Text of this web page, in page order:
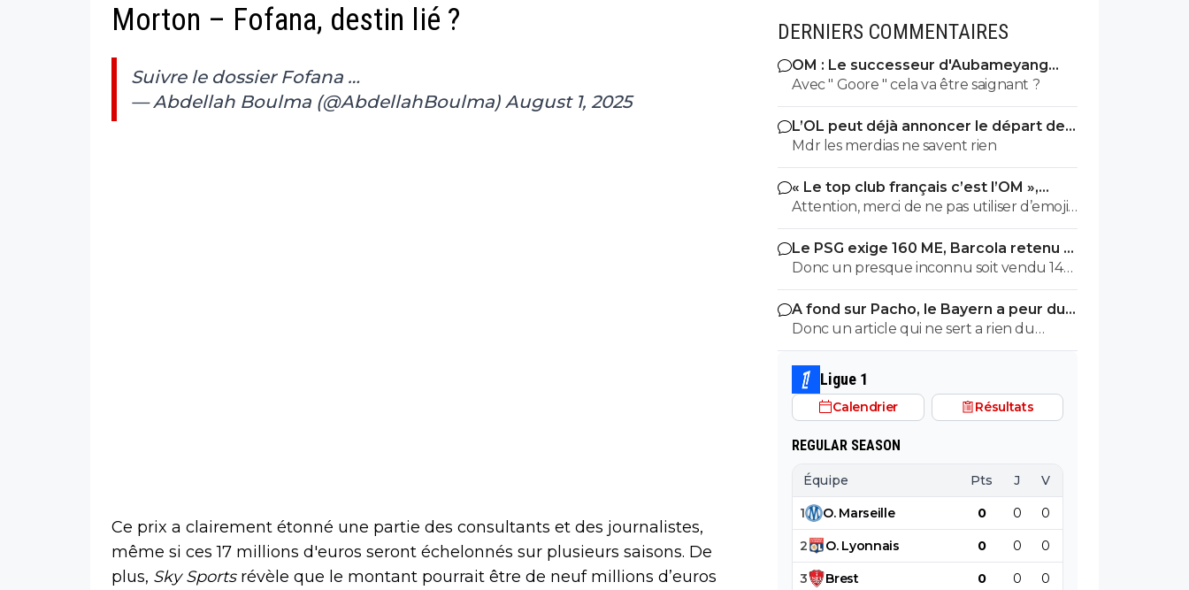
Morton – Fofana, destin lié ?
Suivre le dossier Fofana …
— Abdellah Boulma (@AbdellahBoulma) August 1, 2025
Ce prix a clairement étonné une partie des consultants et des journalistes,
même si ces 17 millions d'euros seront échelonnés sur plusieurs saisons. De
plus, Sky Sportsrévèle que le montant pourrait être de neuf millions d’euros
DERNIERS COMMENTAIRES
OM : Le successeur d'Aubameyang
déniché en BelgiqueAvec " Goore " cela va être saignant ?
L’OL peut déjà annoncer le départ de
Fonseca
Mdr les merdias ne savent rien
« Le top club français c’est l’OM »,
Adidas bouscule le PSG
Attention, merci de ne pas utiliser d’emojis
en la présence de Raymond Q qui a un
traumatisme de l enfance lié à ces
derniers; pour le soutenir, vous pouvez
adhérer à son association se prétendant
faire partie d’une « élite » littéraire se
refusant catégoriquement l utilisation d
emojis bien trop populaire à son goût et
surtout incompréhensible pour ses gros
globes oculaires de sardine. Cordialement.
Le PSG exige 160 ME, Barcola retenu à
Paris
Donc un presque inconnu soit vendu 140
au Réal c'est normal et un double
détenteur de la LDC soit à un prix faiblard
normal ?? Messieurs les anglais allez vous
faire .....
A fond sur Pacho, le Bayern a peur du
PSG
Donc un article qui ne sert a rien du
tout...ils auraient bien voulu mais
finalement non...je peux en écrire 200 des
articles comme ca !
Ligue 1
Calendrier Résultats
REGULAR SEASON
Équipe Pts J V
1 O. Marseille 0 0 0
2 O. Lyonnais 0 0 0
3 Brest 0 0 0